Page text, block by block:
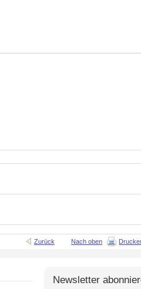
Zurück Nach oben
Newsletter